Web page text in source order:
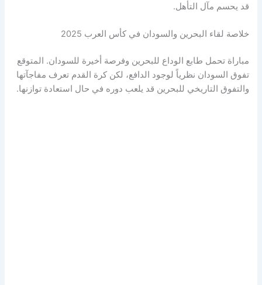
مآل التأهل.
لقاء البحرين والسودان في كأس العرب 2025
تحمل طابع الوداع للبحرين وفرصة أخيرة للسودان. المتوقع
نظرياً لوجود الدافع، لكن كرة القدم تعرف مفاجآتها
التاريخي للبحرين قد يلعب دوره في حال استعادة توازنها.